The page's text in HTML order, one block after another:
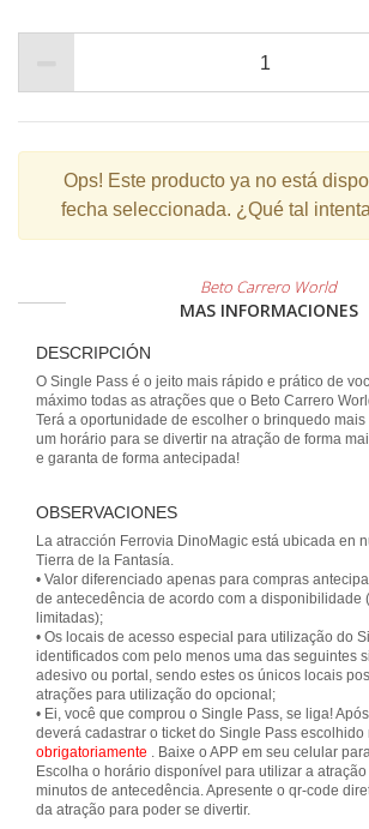
Ops! Este producto ya no está
fecha seleccionada. ¿Qué tal
Beto Carrero World
MAS INFORMACIONES
DESCRIPCIÓN
O Single Pass é o jeito mais rápido e prático de
máximo todas as atrações que o Beto Carrero
Terá a oportunidade de escolher o brinquedo
um horário para se divertir na atração de forma
e garanta de forma antecipada!
OBSERVACIONES
La atracción Ferrovia DinoMagic está ubicada en
Tierra de la Fantasía.
• Valor diferenciado apenas para compras
de antecedência de acordo com a disponibilidade
limitadas);
• Os locais de acesso especial para utilização do
identificados com pelo menos uma das seguintes
adesivo ou portal, sendo estes os únicos locais
atrações para utilização do opcional;
• Ei, você que comprou o Single Pass, se liga!
deverá cadastrar o ticket do Single Pass escolhido
obrigatoriamente . Baixe o APP em seu celular
Escolha o horário disponível para utilizar a
minutos de antecedência. Apresente o qr-code
da atração para poder se divertir.